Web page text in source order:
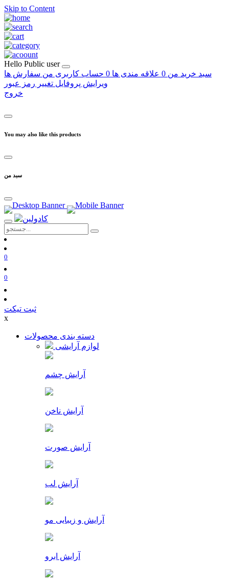
Skip to Content
Hello Public user
سبد خرید من 0 علاقه مندی ها 0 حساب کاربری من سفارش ها
ویرایش پروفایل تغییر رمز عبور
خروج
You may also like this products
سبد من
0
0
ثبت تیکت
x
دسته بندی محصولات
لوازم آرایشی
آرایش چشم
آرایش ناخن
آرایش صورت
آرایش لب
آرایش و زیبایی مو
آرایش ابرو